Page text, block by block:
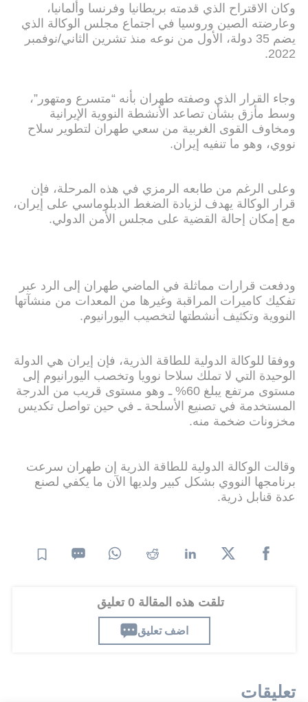
وكان الاقتراح الذي قدمته بريطانيا وفرنسا وألمانيا،
وعارضته الصين وروسيا في اجتماع مجلس الوكالة الذي
يضم 35 دولة، الأول من نوعه منذ تشرين الثاني/نوفمبر
2022.
وجاء القرار الذي وصفته طهران بأنه “متسرع ومتهور”،
وسط مأزق بشأن تصاعد الأنشطة النووية الإيرانية
ومخاوف القوى الغربية من سعي طهران لتطوير سلاح
نووي، وهو ما تنفيه إيران.
وعلى الرغم من طابعه الرمزي في هذه المرحلة، فإن
قرار الوكالة يهدف لزيادة الضغط الدبلوماسي على إيران،
مع إمكان إحالة القضية على مجلس الأمن الدولي.
ودفعت قرارات مماثلة في الماضي طهران إلى الرد عبر
تفكيك كاميرات المراقبة وغيرها من المعدات من منشآتها
النووية وتكثيف أنشطتها لتخصيب اليورانيوم.
ووفقا للوكالة الدولية للطاقة الذرية، فإن إيران هي الدولة
الوحيدة التي لا تملك سلاحا نوويا وتخصب اليورانيوم إلى
مستوى مرتفع يبلغ 60% ـ وهو مستوى قريب من الدرجة
المستخدمة في تصنيع الأسلحة ـ في حين تواصل تكديس
مخزونات ضخمة منه.
وقالت الوكالة الدولية للطاقة الذرية إن طهران سرعت
برنامجها النووي بشكل كبير ولديها الآن ما يكفي لصنع
عدة قنابل ذرية.
تلقت هذه المقالة 0 تعليق
اضف تعليق
تعليقات